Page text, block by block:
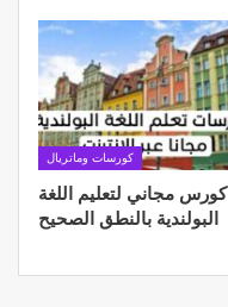
كورسات وماتريال
كورس مجاني لتعليم اللغة
البولندية بالنطق الصحيح